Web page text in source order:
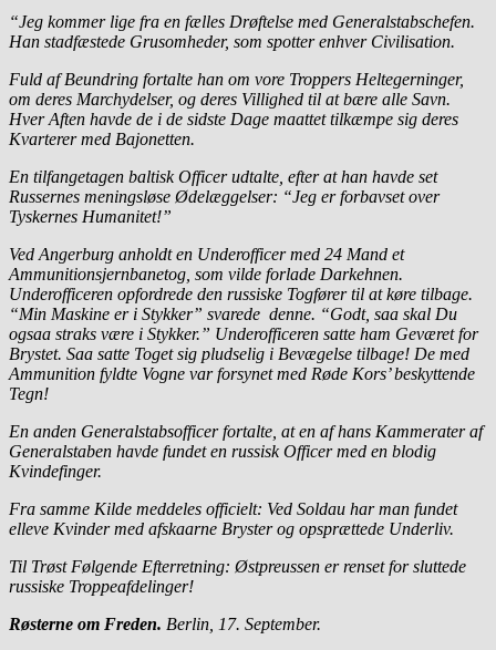
“Jeg kommer lige fra en fælles Drøftelse med Generalstabschefen.
Han stadfæstede Grusomheder, som spotter enhver Civilisation.
Fuld af Beundring fortalte han om vore Troppers Heltegerninger,
om deres Marchydelser, og deres Villighed til at bære alle Savn.
Hver Aften havde de i de sidste Dage maattet tilkæmpe sig deres
Kvarterer med Bajonetten.
En tilfangetagen baltisk Officer udtalte, efter at han havde set
Russernes meningsløse Ødelæggelser: “Jeg er forbavset over
Tyskernes Humanitet!”
Ved Angerburg anholdt en Underofficer med 24 Mand et
Ammunitionsjernbanetog, som vilde forlade Darkehnen.
Underofficeren opfordrede den russiske Togfører til at køre tilbage.
“Min Maskine er i Stykker” svarede denne. “Godt, saa skal Du
ogsaa straks være i Stykker.” Underofficeren satte ham Geværet for
Brystet. Saa satte Toget sig pludselig i Bevægelse tilbage! De med
Ammunition fyldte Vogne var forsynet med Røde Kors’ beskyttende
Tegn!
En anden Generalstabsofficer fortalte, at en af hans Kammerater af
Generalstaben havde fundet en russisk Officer med en blodig
Kvindefinger.
Fra samme Kilde meddeles officielt: Ved Soldau har man fundet
elleve Kvinder med afskaarne Bryster og opsprættede Underliv.
Til Trøst Følgende Efterretning: Østpreussen er renset for sluttede
russiske Troppeafdelinger!
Røsterne om Freden. Berlin, 17. September.